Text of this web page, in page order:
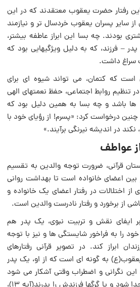
رفتار حضرت یعقوب معتقدند که در این
سایر پسران یعقوب خردسال تر و نیازمند
بودند. چه بسا این ابراز عاطفه بیشتر،
– فرزند، که به دلیل ویژگیهایى بود که
داشت.
است که کتمان، می تواند شیوه اى براى
تنظیم روابط اجتماعى، حفظ نعمتهاى الهى
باشد و چه بسا به همین دلیل بود که
درخواست کرد: «پسرم! از رؤیاى خود با
نکند در اندیشه نیرنگى برآیند.»
عواطف
قرآنى، ضرورت توجه والدین به تقسیم
اعضاى خانواده است تا بهداشت روانی
از اختلالات در رفتار اعضاى یک خانواده و
از برخورد و رفتار نادرست والدین است.
ایفاى نقش و تربیت نبوى، یک پدر هم
را به فراخور شایستگی ها و نیز با توجه
ابراز کند. در تصویر قرآنى رفتارهاى
به گونه اى است که از او، یک پدر
نگرانى و اضطراب وقتى آشکار می شود